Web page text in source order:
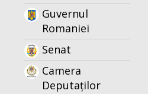
Guvernul
Romaniei
Senat
Camera
Deputaților